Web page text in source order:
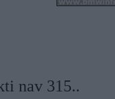
nav 315..